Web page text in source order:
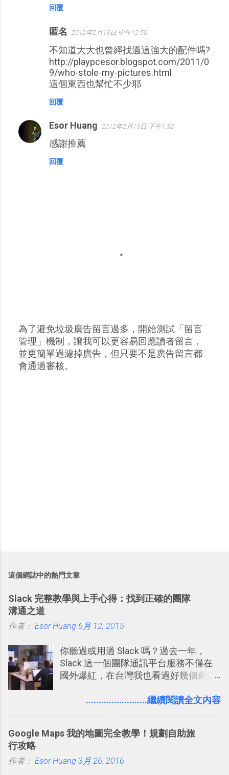
回覆
匿名 2012年2月13日 中午12:50
不知道大大也曾經找過這強大的配件嗎?
http://playpcesor.blogspot.com/2011/0
9/who-stole-my-pictures.html
這個東西也幫忙不少耶
回覆
Esor Huang 2012年2月13日 下午1:32
感謝推薦
回覆
張
貼
留
為了避免垃圾廣告留言過多，開始測試「留言
管理」機制，讓我可以更容易回應讀者留言，
並更簡單過濾掉廣告，但只要不是廣告留言都
會通過審核。
這個網誌中的熱門文章
Slack 完整教學與上手心得：找到正確的團隊
溝通之道
作者： Esor Huang 6月 12, 2015
你聽過或用過 Slack 嗎？過去一年，
Slack 這一個團隊通訊平台服務不僅在
國外爆紅，在台灣我也看過好幾個創業
理，到底 Slack 有什麼魅力？它是不是
有機會在一個專案合作中使用了 Slack
點： 1. 「 很有趣 」： Slack 裡擁有跟
........................繼續閱讀全文內容
Google Maps 我的地圖完全教學！規劃自助旅
行攻略
作者： Esor Huang 3月 26, 2016